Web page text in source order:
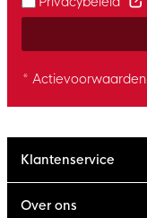
* Actievoorwaarden
Klantenservice
Over ons